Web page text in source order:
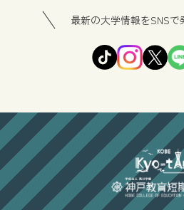
最新の大学情報をSNSで